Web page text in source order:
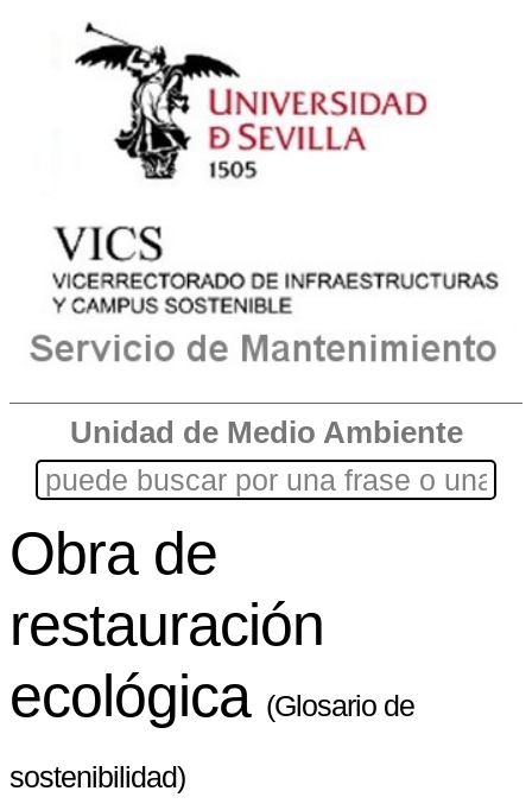
Unidad de Medio Ambiente
Obra de
restauración
ecológica (Glosario de
sostenibilidad)